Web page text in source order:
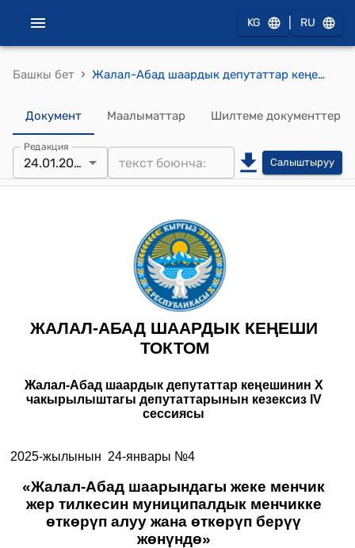
KG RU
Башкы бет › Жалал-Абад шаардык депутаттар кеңешинин 2025-жылынын 24-январындагы «Жалал-Абад шаарындагы жеке менчик жер тилкесин муниципалдык менчикке өткөрүп алуу жана өткөрүп берүү жөнүндө» токтому
Документ Маалыматтар Шилтеме документтер
Редакция
24.01.2025 Салыштыруу